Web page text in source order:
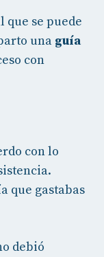
que se puede
una guía
con
con lo
que gastabas
debió